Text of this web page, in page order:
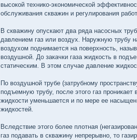
высокой технико-экономической
обслуживания скважин и регулирования
В скважину опускают два ряда насосных
давлением газ или воздух. Наружную трубу
воздухом поднимается на поверхность,
воздушной. До закачки газа жидкость в
статическим. В этом случае давление
По воздушной трубе (затрубному
подъемную трубу, после этого газ
жидкости уменьшается и по мере ее
жидкостей.
Вследствие этого более плотная
газ подавать в скважину непрерывно, то